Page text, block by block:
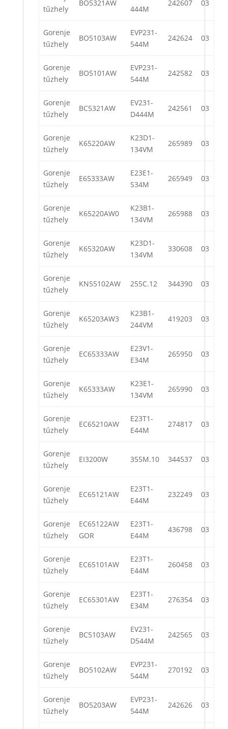
tűzhely
BO5321AW
444M
242607 03
Gorenje
tűzhely
BO5103AW
EVP231-
544M
242624 03
Gorenje
tűzhely
BO5101AW
EVP231-
544M
242582 03
Gorenje
tűzhely
BC5321AW
EV231-
D444M
242561 03
Gorenje
tűzhely
K65220AW
K23D1-
134VM
265989 03
Gorenje
tűzhely
E65333AW
E23E1-
S34M
265949 03
Gorenje
tűzhely
K65220AW0
K23B1-
134VM
265988 03
Gorenje
tűzhely
K65320AW
K23D1-
134VM
330608 03
Gorenje
tűzhely
KN55102AW 255C.12 344390 03
Gorenje
tűzhely
K65203AW3
K23B1-
244VM
419203 03
Gorenje
tűzhely
EC65333AW
E23V1-
E34M
265950 03
Gorenje
tűzhely
K65333AW
K23E1-
134VM
265990 03
Gorenje
tűzhely
EC65210AW
E23T1-
E44M
274817 03
Gorenje
tűzhely
EI3200W 355M.10 344537 03
Gorenje
tűzhely
EC65121AW
E23T1-
E44M
232249 03
Gorenje
tűzhely
EC65122AW
GOR
E23T1-
E44M
436798 03
Gorenje
tűzhely
EC65101AW
E23T1-
E44M
260458 03
Gorenje
tűzhely
EC65301AW
E23T1-
E34M
276354 03
Gorenje
tűzhely
BC5103AW
EV231-
D544M
242565 03
Gorenje
tűzhely
BO5102AW
EVP231-
544M
270192 03
Gorenje
tűzhely
BO5203AW
EVP231-
544M
242626 03